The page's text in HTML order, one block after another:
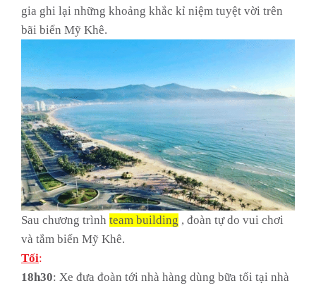
gia ghi lại những khoảng khắc kỉ niệm tuyệt vời trên
bãi biển Mỹ Khê.
Sau chương trình team building , đoàn tự do vui chơi
và tắm biển Mỹ Khê.
Tối:
18h30: Xe đưa đoàn tới nhà hàng dùng bữa tối tại nhà